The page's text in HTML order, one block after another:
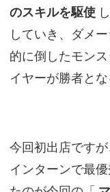
のスキルを駆使
していき、ダメ
的に倒したモン
イヤーが勝者とな
今回初出店です
インターンで最